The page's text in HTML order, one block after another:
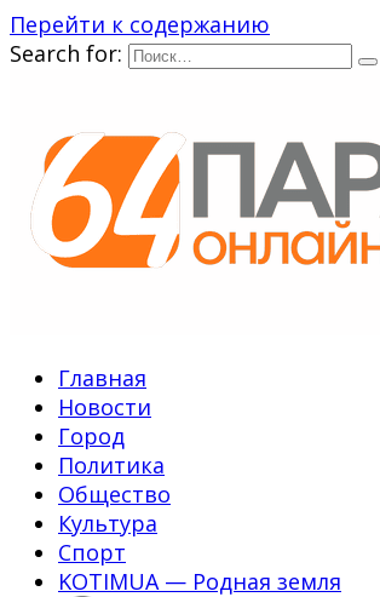
Перейти к содержанию
Search for:
Главная
Новости
Город
Политика
Общество
Культура
Спорт
KOTIMUA — Родная земля